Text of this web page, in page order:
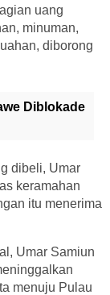
uang
minuman,
diborong
Diblokade
dibeli, Umar
keramahan
itu menerima
Umar Samiun
menuju Pulau